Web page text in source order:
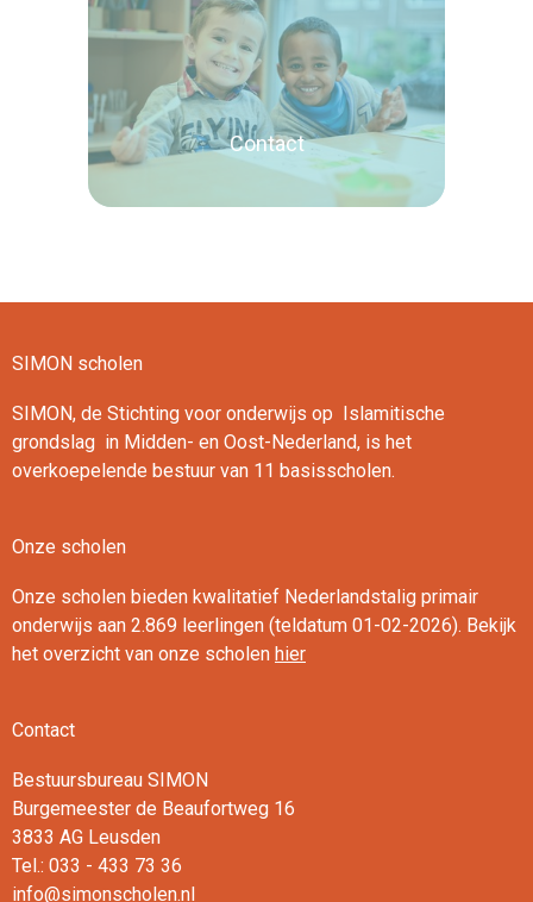
Lees verder
Contact
SIMON scholen
SIMON, de Stichting voor onderwijs op Islamitische
grondslag in Midden- en Oost-Nederland, is het
overkoepelende bestuur van 11 basisscholen.
Onze scholen
Onze scholen bieden kwalitatief Nederlandstalig primair
onderwijs aan 2.869 leerlingen (teldatum 01-02-2026). Bekijk
het overzicht van onze scholen hier
Contact
Bestuursbureau SIMON
Burgemeester de Beaufortweg 16
3833 AG Leusden
Tel.: 033 - 433 73 36
info@simonscholen.nl